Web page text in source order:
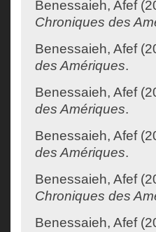
Benessaieh, Afef
Chroniques des
Benessaieh, Afef
des Amériques.
Benessaieh, Afef
des Amériques.
Benessaieh, Afef
des Amériques.
Benessaieh, Afef
Chroniques des
Benessaieh, Afef